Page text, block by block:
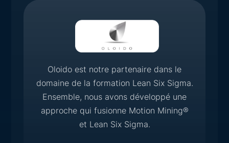
Oloido est notre partenaire dans le
domaine de la formation Lean Six Sigma.
Ensemble, nous avons développé une
approche qui fusionne Motion Mining®
et Lean Six Sigma.